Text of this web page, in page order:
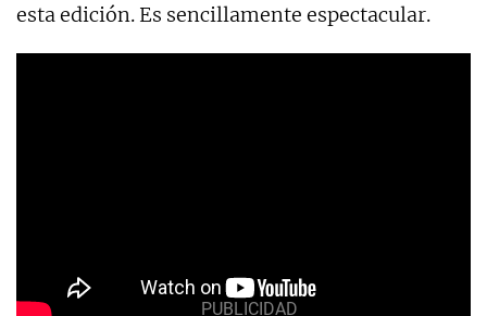
esta edición. Es sencillamente espectacular.